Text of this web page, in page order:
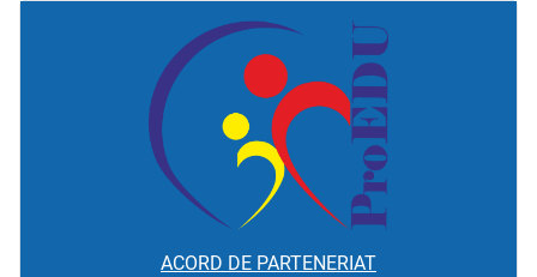
ACORD DE PARTENERIAT